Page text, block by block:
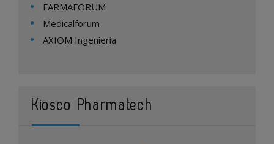
FARMAFORUM
Medicalforum
AXIOM Ingeniería
Kiosco Pharmatech